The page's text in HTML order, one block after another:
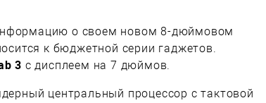
о своем новом 8-дюймовом
к бюджетной серии гаджетов.
3 с дисплеем на 7 дюймов.
центральный процессор с тактовой